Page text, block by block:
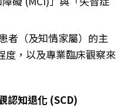
者（及知情家屬）的主
度，以及專業臨床觀察來
認知退化 (SCD)